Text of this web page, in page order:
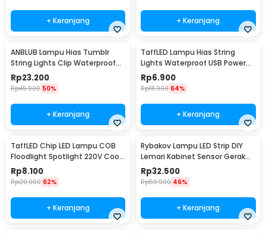
+ Keranjang + Keranjang
ANBLUB Lampu Hias Tumblr
String Lights Clip Waterproof
20 LED 2M - 0606
Rp23.200
Rp45.900 50%
+ Keranjang
TaffLED Lampu Hias String
Lights Waterproof USB Power
50 LED 5M - SZ
Rp6.900
Rp18.900 64%
+ Keranjang
TaffLED Chip LED Lampu COB
Floodlight Spotlight 220V Cool
White 6000K 50W - COB4060-
AC220-50
Rp8.100
Rp20.900 62%
+ Keranjang
Rybakov Lampu LED Strip DIY
Lemari Kabinet Sensor Gerak
4.5W 1M - 2835
Rp32.500
Rp59.900 46%
+ Keranjang